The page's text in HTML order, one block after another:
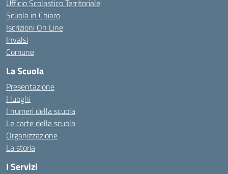
Ufficio Scolastico Territoriale
Scuola in Chiaro
Iscrizioni On Line
Invalsi
Comune
La Scuola
Presentazione
I luoghi
I numeri della scuola
Le carte della scuola
Organizzazione
La storia
I Servizi